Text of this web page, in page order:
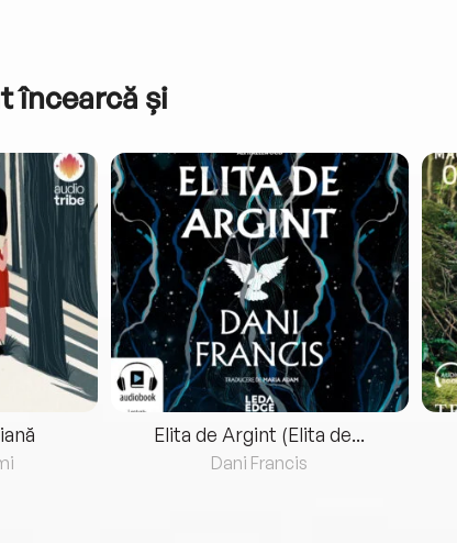
încearcă și
Elita de Argint (Elita de...
Dani Francis